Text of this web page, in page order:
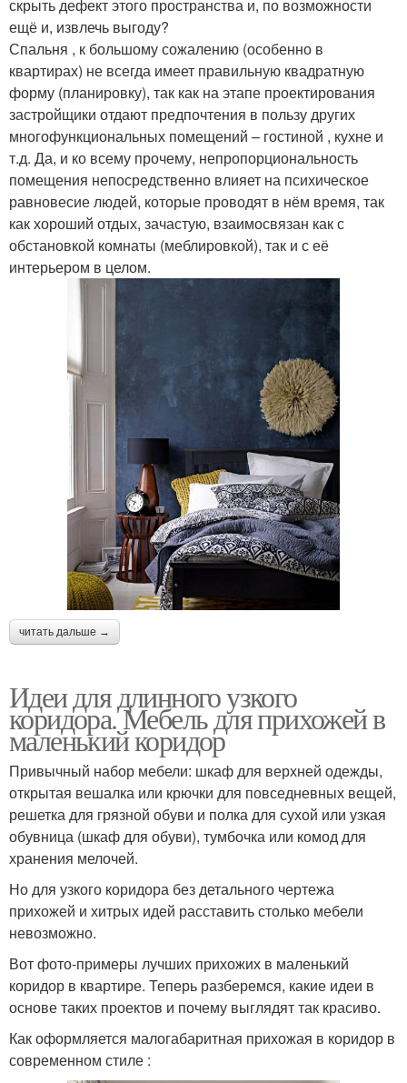
скрыть дефект этого пространства и, по возможности
ещё и, извлечь выгоду?
Спальня , к большому сожалению (особенно в
квартирах) не всегда имеет правильную квадратную
форму (планировку), так как на этапе проектирования
застройщики отдают предпочтения в пользу других
многофункциональных помещений – гостиной , кухне и
т.д. Да, и ко всему прочему, непропорциональность
помещения непосредственно влияет на психическое
равновесие людей, которые проводят в нём время, так
как хороший отдых, зачастую, взаимосвязан как с
обстановкой комнаты (меблировкой), так и с её
интерьером в целом.
читать дальше →
Идеи для длинного узкого
коридора. Мебель для прихожей в
маленький коридор
Привычный набор мебели: шкаф для верхней одежды,
открытая вешалка или крючки для повседневных вещей,
решетка для грязной обуви и полка для сухой или узкая
обувница (шкаф для обуви), тумбочка или комод для
хранения мелочей.
Но для узкого коридора без детального чертежа
прихожей и хитрых идей расставить столько мебели
невозможно.
Вот фото-примеры лучших прихожих в маленький
коридор в квартире. Теперь разберемся, какие идеи в
основе таких проектов и почему выглядят так красиво.
Как оформляется малогабаритная прихожая в коридор в
современном стиле :